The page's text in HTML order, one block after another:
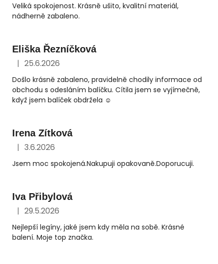
Veliká spokojenost. Krásně ušito, kvalitní materiál,
nádherně zabaleno.
Eliška Řezníčková
Hodnocení obchodu je 5 z 5 hvězdiček.
| 25.6.2026
Došlo krásně zabaleno, pravidelně chodily informace od
obchodu s odesláním balíčku. Cítila jsem se vyjímečně,
když jsem balíček obdržela ☺️
Irena Zítková
Hodnocení obchodu je 5 z 5 hvězdiček.
| 3.6.2026
Jsem moc spokojená.Nakupuji opakovaně.Doporucuji.
Iva Přibylová
Hodnocení obchodu je 5 z 5 hvězdiček.
| 29.5.2026
Nejlepší legíny, jaké jsem kdy měla na sobě. Krásné
balení. Moje top značka.